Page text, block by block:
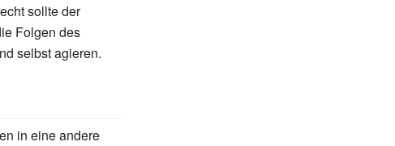
sollte der
Folgen des
selbst agieren.
in eine andere